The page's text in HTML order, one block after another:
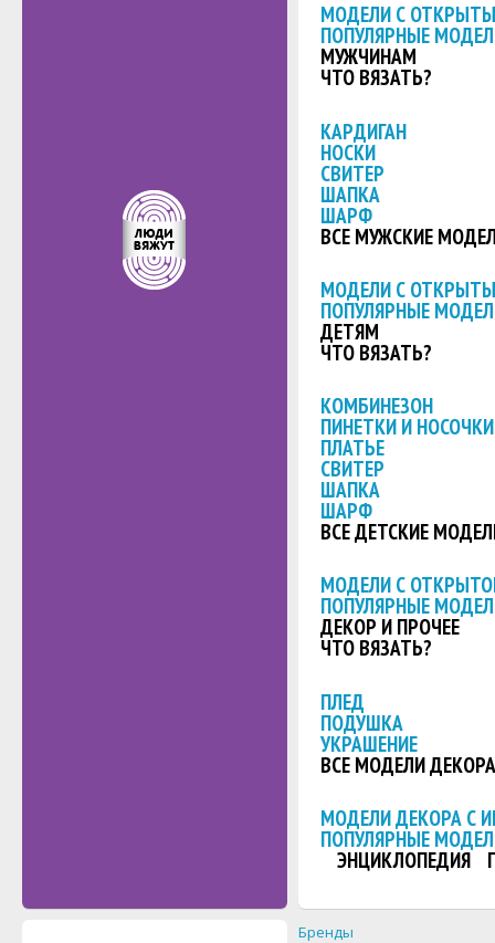
МОДЕЛИ С
ПОПУЛЯРНЫЕ
МУЖЧИНАМ
ЧТО ВЯЗАТЬ?
КАРДИГАН
НОСКИ
СВИТЕР
ШАПКА
ШАРФ
ВСЕ МУЖСКИЕ
МОДЕЛИ С
ПОПУЛЯРНЫЕ
ДЕТЯМ
ЧТО ВЯЗАТЬ?
КОМБИНЕЗОН
ПИНЕТКИ И НОСОЧКИ
ПЛАТЬЕ
СВИТЕР
ШАПКА
ШАРФ
ВСЕ ДЕТСКИЕ
МОДЕЛИ С
ПОПУЛЯРНЫЕ
ДЕКОР И ПРОЧЕЕ
ЧТО ВЯЗАТЬ?
ПЛЕД
ПОДУШКА
УКРАШЕНИЕ
ВСЕ МОДЕЛИ ДЕКОРА
МОДЕЛИ ДЕКОРА С
ПОПУЛЯРНЫЕ
ЭНЦИКЛОПЕДИЯ
Бренды